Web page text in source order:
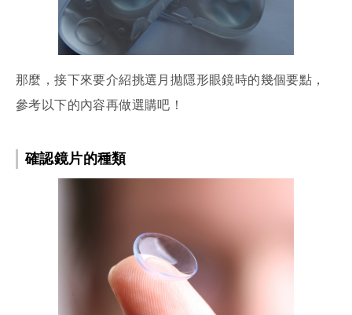
那麼，接下來要介紹挑選月拋隱形眼鏡時的幾個要點，
參考以下的內容再做選購吧！
確認鏡片的種類